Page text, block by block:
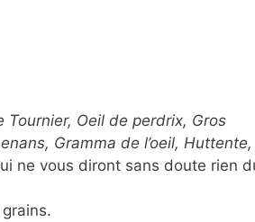
Oeil de perdrix, Gros
Gramma de l’oeil, Huttente,
ne vous diront sans doute rien